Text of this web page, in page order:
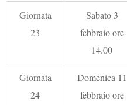
Giornata
23
Sabato 3
febbraio ore
14.00
Giornata
24
Domenica 11
febbraio ore